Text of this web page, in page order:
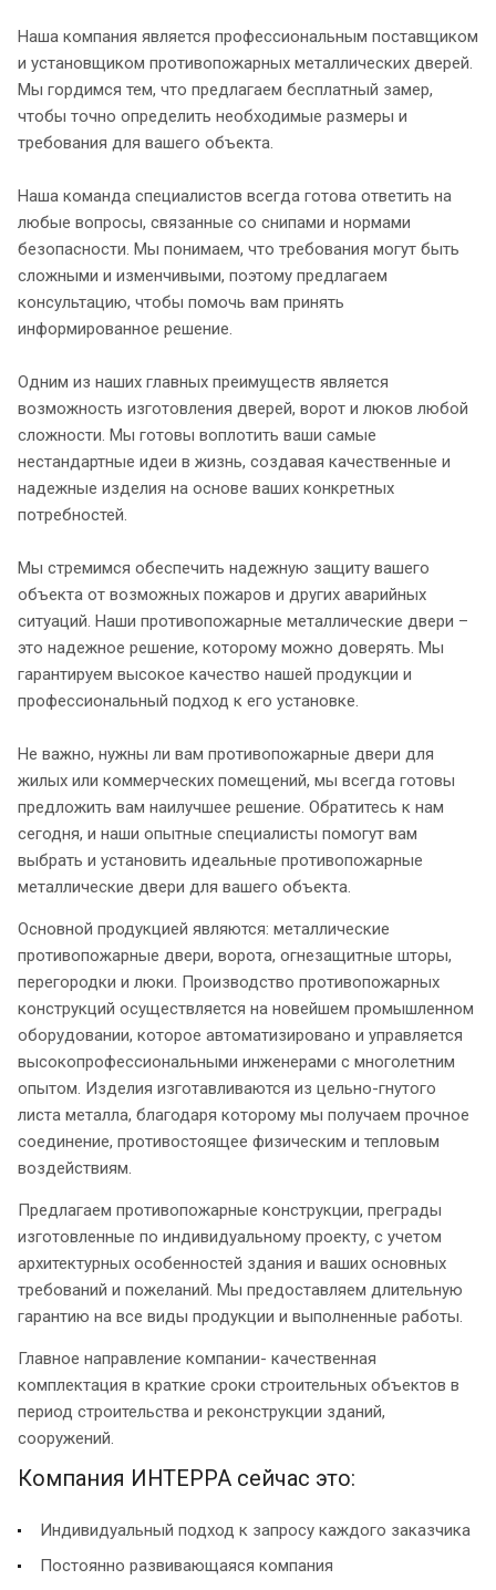
Наша компания является профессиональным поставщиком
и установщиком противопожарных металлических дверей.
Мы гордимся тем, что предлагаем бесплатный замер,
чтобы точно определить необходимые размеры и
требования для вашего объекта.
Наша команда специалистов всегда готова ответить на
любые вопросы, связанные со снипами и нормами
безопасности. Мы понимаем, что требования могут быть
сложными и изменчивыми, поэтому предлагаем
консультацию, чтобы помочь вам принять
информированное решение.
Одним из наших главных преимуществ является
возможность изготовления дверей, ворот и люков любой
сложности. Мы готовы воплотить ваши самые
нестандартные идеи в жизнь, создавая качественные и
надежные изделия на основе ваших конкретных
потребностей.
Мы стремимся обеспечить надежную защиту вашего
объекта от возможных пожаров и других аварийных
ситуаций. Наши противопожарные металлические двери –
это надежное решение, которому можно доверять. Мы
гарантируем высокое качество нашей продукции и
профессиональный подход к его установке.
Не важно, нужны ли вам противопожарные двери для
жилых или коммерческих помещений, мы всегда готовы
предложить вам наилучшее решение. Обратитесь к нам
сегодня, и наши опытные специалисты помогут вам
выбрать и установить идеальные противопожарные
металлические двери для вашего объекта.
Основной продукцией являются: металлические
противопожарные двери, ворота, огнезащитные шторы,
перегородки и люки. Производство противопожарных
конструкций осуществляется на новейшем промышленном
оборудовании, которое автоматизировано и управляется
высокопрофессиональными инженерами с многолетним
опытом. Изделия изготавливаются из цельно-гнутого
листа металла, благодаря которому мы получаем прочное
соединение, противостоящее физическим и тепловым
воздействиям.
Предлагаем противопожарные конструкции, преграды
изготовленные по индивидуальному проекту, с учетом
архитектурных особенностей здания и ваших основных
требований и пожеланий. Мы предоставляем длительную
гарантию на все виды продукции и выполненные работы.
Главное направление компании- качественная
комплектация в краткие сроки строительных объектов в
период строительства и реконструкции зданий,
сооружений.
Компания ИНТЕРРА сейчас это:
Индивидуальный подход к запросу каждого заказчика
Постоянно развивающаяся компания